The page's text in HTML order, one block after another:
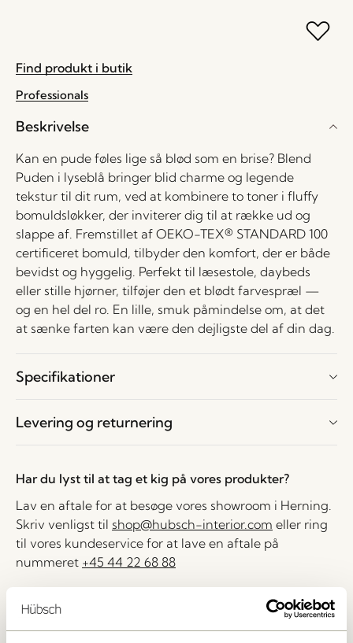
Find produkt i butik
Professionals
Beskrivelse
Kan en pude føles lige så blød som en brise? Blend
Puden i lyseblå bringer blid charme og legende
tekstur til dit rum, ved at kombinere to toner i fluffy
bomuldsløkker, der inviterer dig til at række ud og
slappe af. Fremstillet af OEKO-TEX® STANDARD 100
certificeret bomuld, tilbyder den komfort, der er både
bevidst og hyggelig. Perfekt til læsestole, daybeds
eller stille hjørner, tilføjer den et blødt farvespræl —
og en hel del ro. En lille, smuk påmindelse om, at det
at sænke farten kan være den dejligste del af din dag.
Specifikationer
Levering og returnering
Har du lyst til at tag et kig på vores produkter?
Lav en aftale for at besøge vores showroom i Herning.
Skriv venligst til shop@hubsch-interior.com eller ring
til vores kundeservice for at lave en aftale på
nummeret +45 44 22 68 88
Levering indenfor 1-4 hverdage
30 dages returret